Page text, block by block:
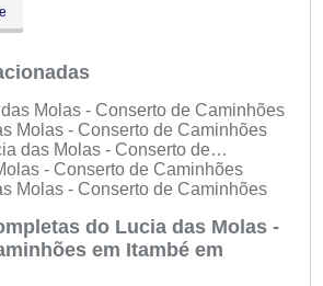
Molas - Conserto de Caminhões
Molas - Conserto de Caminhões
das Molas - Conserto de
- Conserto de Caminhões
Molas - Conserto de Caminhões
do Lucia das Molas -
em Itambé em